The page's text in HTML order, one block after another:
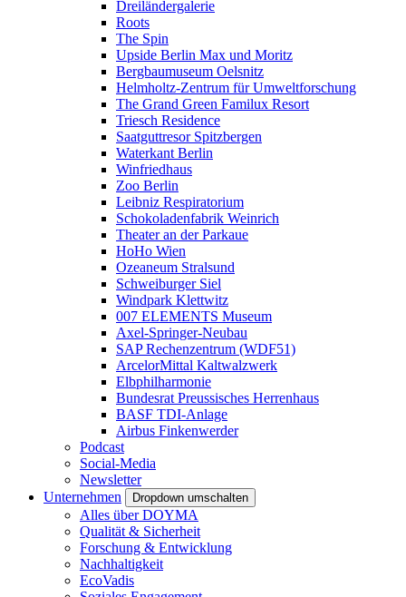
Dreiländergalerie
Roots
The Spin
Upside Berlin Max und Moritz
Bergbaumuseum Oelsnitz
Helmholtz-Zentrum für Umweltforschung
The Grand Green Familux Resort
Triesch Residence
Saatguttresor Spitzbergen
Waterkant Berlin
Winfriedhaus
Zoo Berlin
Leibniz Respiratorium
Schokoladenfabrik Weinrich
Theater an der Parkaue
HoHo Wien
Ozeaneum Stralsund
Schweiburger Siel
Windpark Klettwitz
007 ELEMENTS Museum
Axel-Springer-Neubau
SAP Rechenzentrum (WDF51)
ArcelorMittal Kaltwalzwerk
Elbphilharmonie
Bundesrat Preussisches Herrenhaus
BASF TDI-Anlage
Airbus Finkenwerder
Podcast
Social-Media
Newsletter
Unternehmen
Dropdown umschalten
Alles über DOYMA
Qualität & Sicherheit
Forschung & Entwicklung
Nachhaltigkeit
EcoVadis